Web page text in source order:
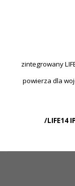
zintegrowany
powierza dla
/LIFE14